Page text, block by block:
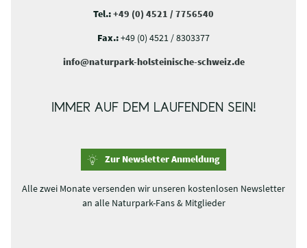
Tel.:+49 (0) 4521 / 7756540
Fax.:+49 (0) 4521 / 8303377
info@naturpark-holsteinische-schweiz.de
IMMER AUF DEM LAUFENDEN SEIN!
Zur Newsletter Anmeldung
Alle zwei Monate versenden wir unseren kostenlosen Newsletter
an alle Naturpark-Fans & Mitglieder